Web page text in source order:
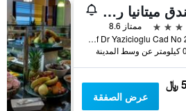
فندق ميتانيا ريجنسي
ممتاز 8.6
Prof Dr Yazicioglu Cad No 2A, ديار بكر, تركيا
عرض الصفقة